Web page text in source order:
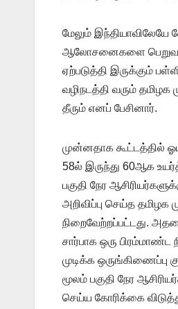
மேலும்
ஆலோசனைகளை
ஏற்படுத்தி இருக்கும்
வழிநடத்தி வரும்
தீரும் எனப் பேசினார்.
முன்னதாக கூட்டத்தில்
58ல் இருந்து 60ஆக
பகுதி நேர
அறிவிப்பு செய்த
நிறைவேற்றப்பட்டது.
சார்பாக ஒரு
முடிக்க ஒருங்கிணைப்பு
மூலம் பகுதி நேர
செய்ய கோரிக்கை